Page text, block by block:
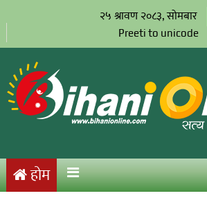
२५ श्रावण २०८३, सोमबार
Preeti to unicode
होम